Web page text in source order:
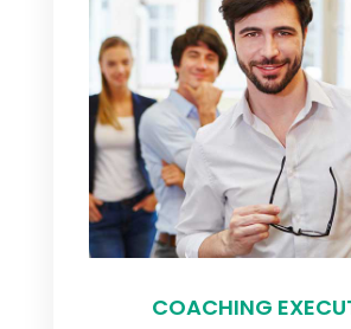
COACHING